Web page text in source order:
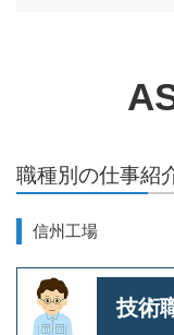
職種別の仕事紹
信州工場
技術